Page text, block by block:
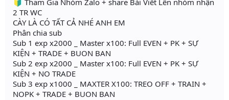
🔰 Tham Gia Nhóm Zalo + share Bài Viết Lên nhóm nhận
2 TR WC
CÀY LÀ CÓ TẤT CẢ NHÉ ANH EM
Phân chia sub
Sub 1 exp x2000 _ Master x100: Full EVEN + PK + SỰ
KIỆN + TRADE + BUON BAN
Sub 2 exp x2000 _ Master x100: Full EVEN + PK + SỰ
KIỆN + NO TRADE
Sub 3 exp x1000 _ MAXTER X100: TREO OFF + TRAIN +
NOPK + TRADE + BUON BAN